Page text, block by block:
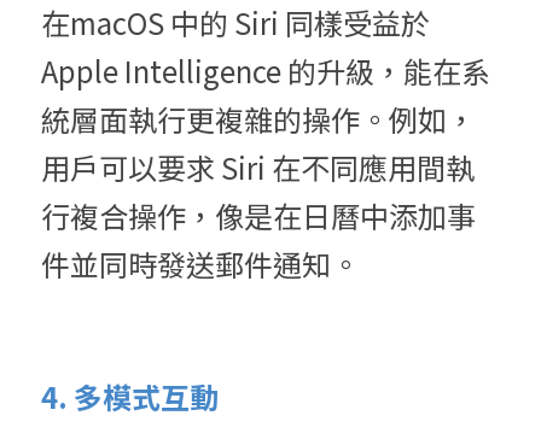
在macOS 中的 Siri 同樣受益於
Apple Intelligence 的升級，能在系
統層面執行更複雜的操作。例如，
用戶可以要求 Siri 在不同應用間執
行複合操作，像是在日曆中添加事
件並同時發送郵件通知。
4. 多模式互動